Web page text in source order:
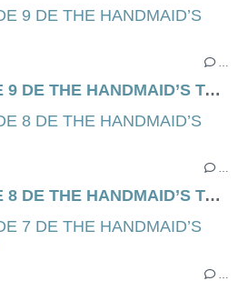
…
SAISON 6 - ÉPISODE 9 DE THE HANDMAID’S TALE (EXECUTION)
…
SAISON 6 - ÉPISODE 8 DE THE HANDMAID’S TALE (EXODUS)
…